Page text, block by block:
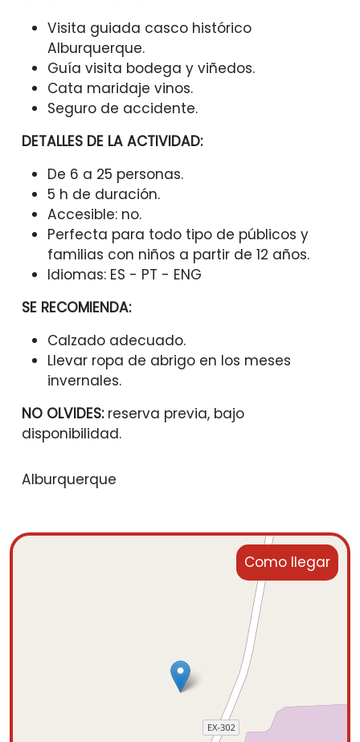
Visita guiada casco histórico
Alburquerque.
Guía visita bodega y viñedos.
Cata maridaje vinos.
Seguro de accidente.
DETALLES DE LA ACTIVIDAD:
De 6 a 25 personas.
5 h de duración.
Accesible: no.
Perfecta para todo tipo de públicos y
familias con niños a partir de 12 años.
Idiomas: ES - PT - ENG
SE RECOMIENDA:
Calzado adecuado.
Llevar ropa de abrigo en los meses
invernales.
NO OLVIDES:reserva previa, bajo
disponibilidad.
Alburquerque
Como llegar